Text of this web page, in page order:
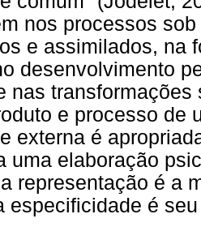
nos processos
e assimilados, na
desenvolvimento
nas
e processo de
externa é
uma elaboração
representação é a
especificidade é